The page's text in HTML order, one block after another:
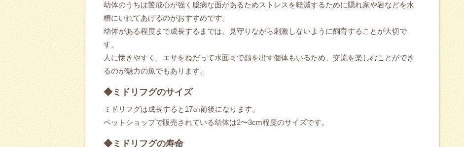
幼体のうちは警戒心が強く臆病な面があるためストレスを軽減するために隠れ家や岩などを水
槽にいれてあげるのがおすすめです。
幼体がある程度まで成長するまでは、見守りながら刺激しないように飼育することが大切で
す。
人に懐きやすく、エサをねだって水面まで顔を出す個体もいるため、交流を楽しむことができ
るのが魅力の魚でもあります。
◆ミドリフグのサイズ
ミドリフグは成長すると17㎝前後になります。
ペットショップで販売されている幼体は2〜3cm程度のサイズです。
◆ミドリフグの寿命